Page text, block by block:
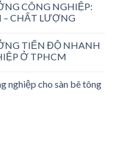
CÔNG NGHIỆP:
– CHẤT LƯỢNG
TIẾN ĐỘ NHANH
Ở TPHCM
nghiệp cho sàn bê tông